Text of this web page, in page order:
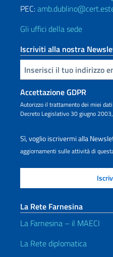
PEC:
Gli uffici della sede
Iscriviti alla nostra
Inserisci la tua email
Accettazione GDPR
Autorizzo il trattamento dei miei
Decreto Legislativo 30 giugno
Sì, voglio iscrivermi alla
aggiornamenti sulle attività di
La Rete Farnesina
La Farnesina – il MAECI
La Rete diplomatica